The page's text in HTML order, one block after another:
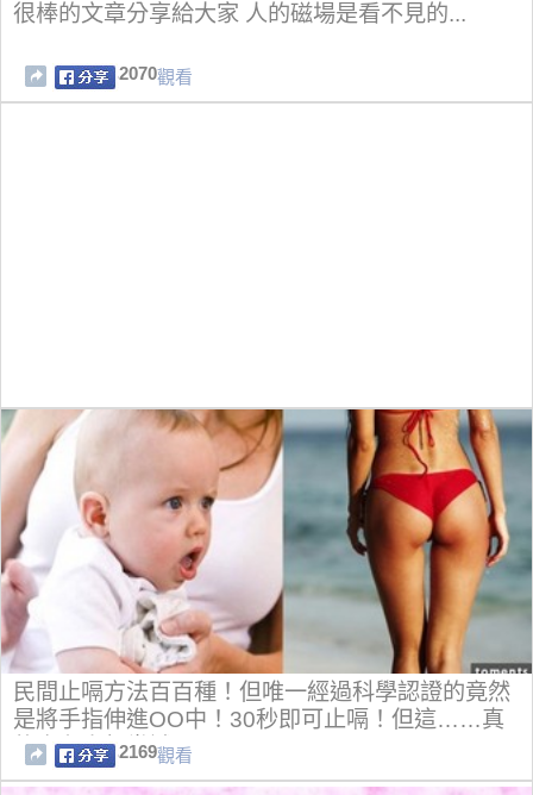
很棒的文章分享給大家 人的磁場是看不見的...
2070觀看
民間止嗝方法百百種！但唯一經過科學認證的竟然
是將手指伸進OO中！30秒即可止嗝！但這……真
的會有人想嘗試嗎？
2169觀看